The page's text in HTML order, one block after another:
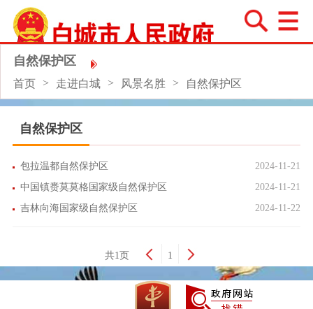
自然保护区
首页 > 走进白城 > 风景名胜 > 自然保护区
自然保护区
包拉温都自然保护区
2024-11-21
中国镇赉莫莫格国家级自然保护区
2024-11-21
吉林向海国家级自然保护区
2024-11-22
共1页 1